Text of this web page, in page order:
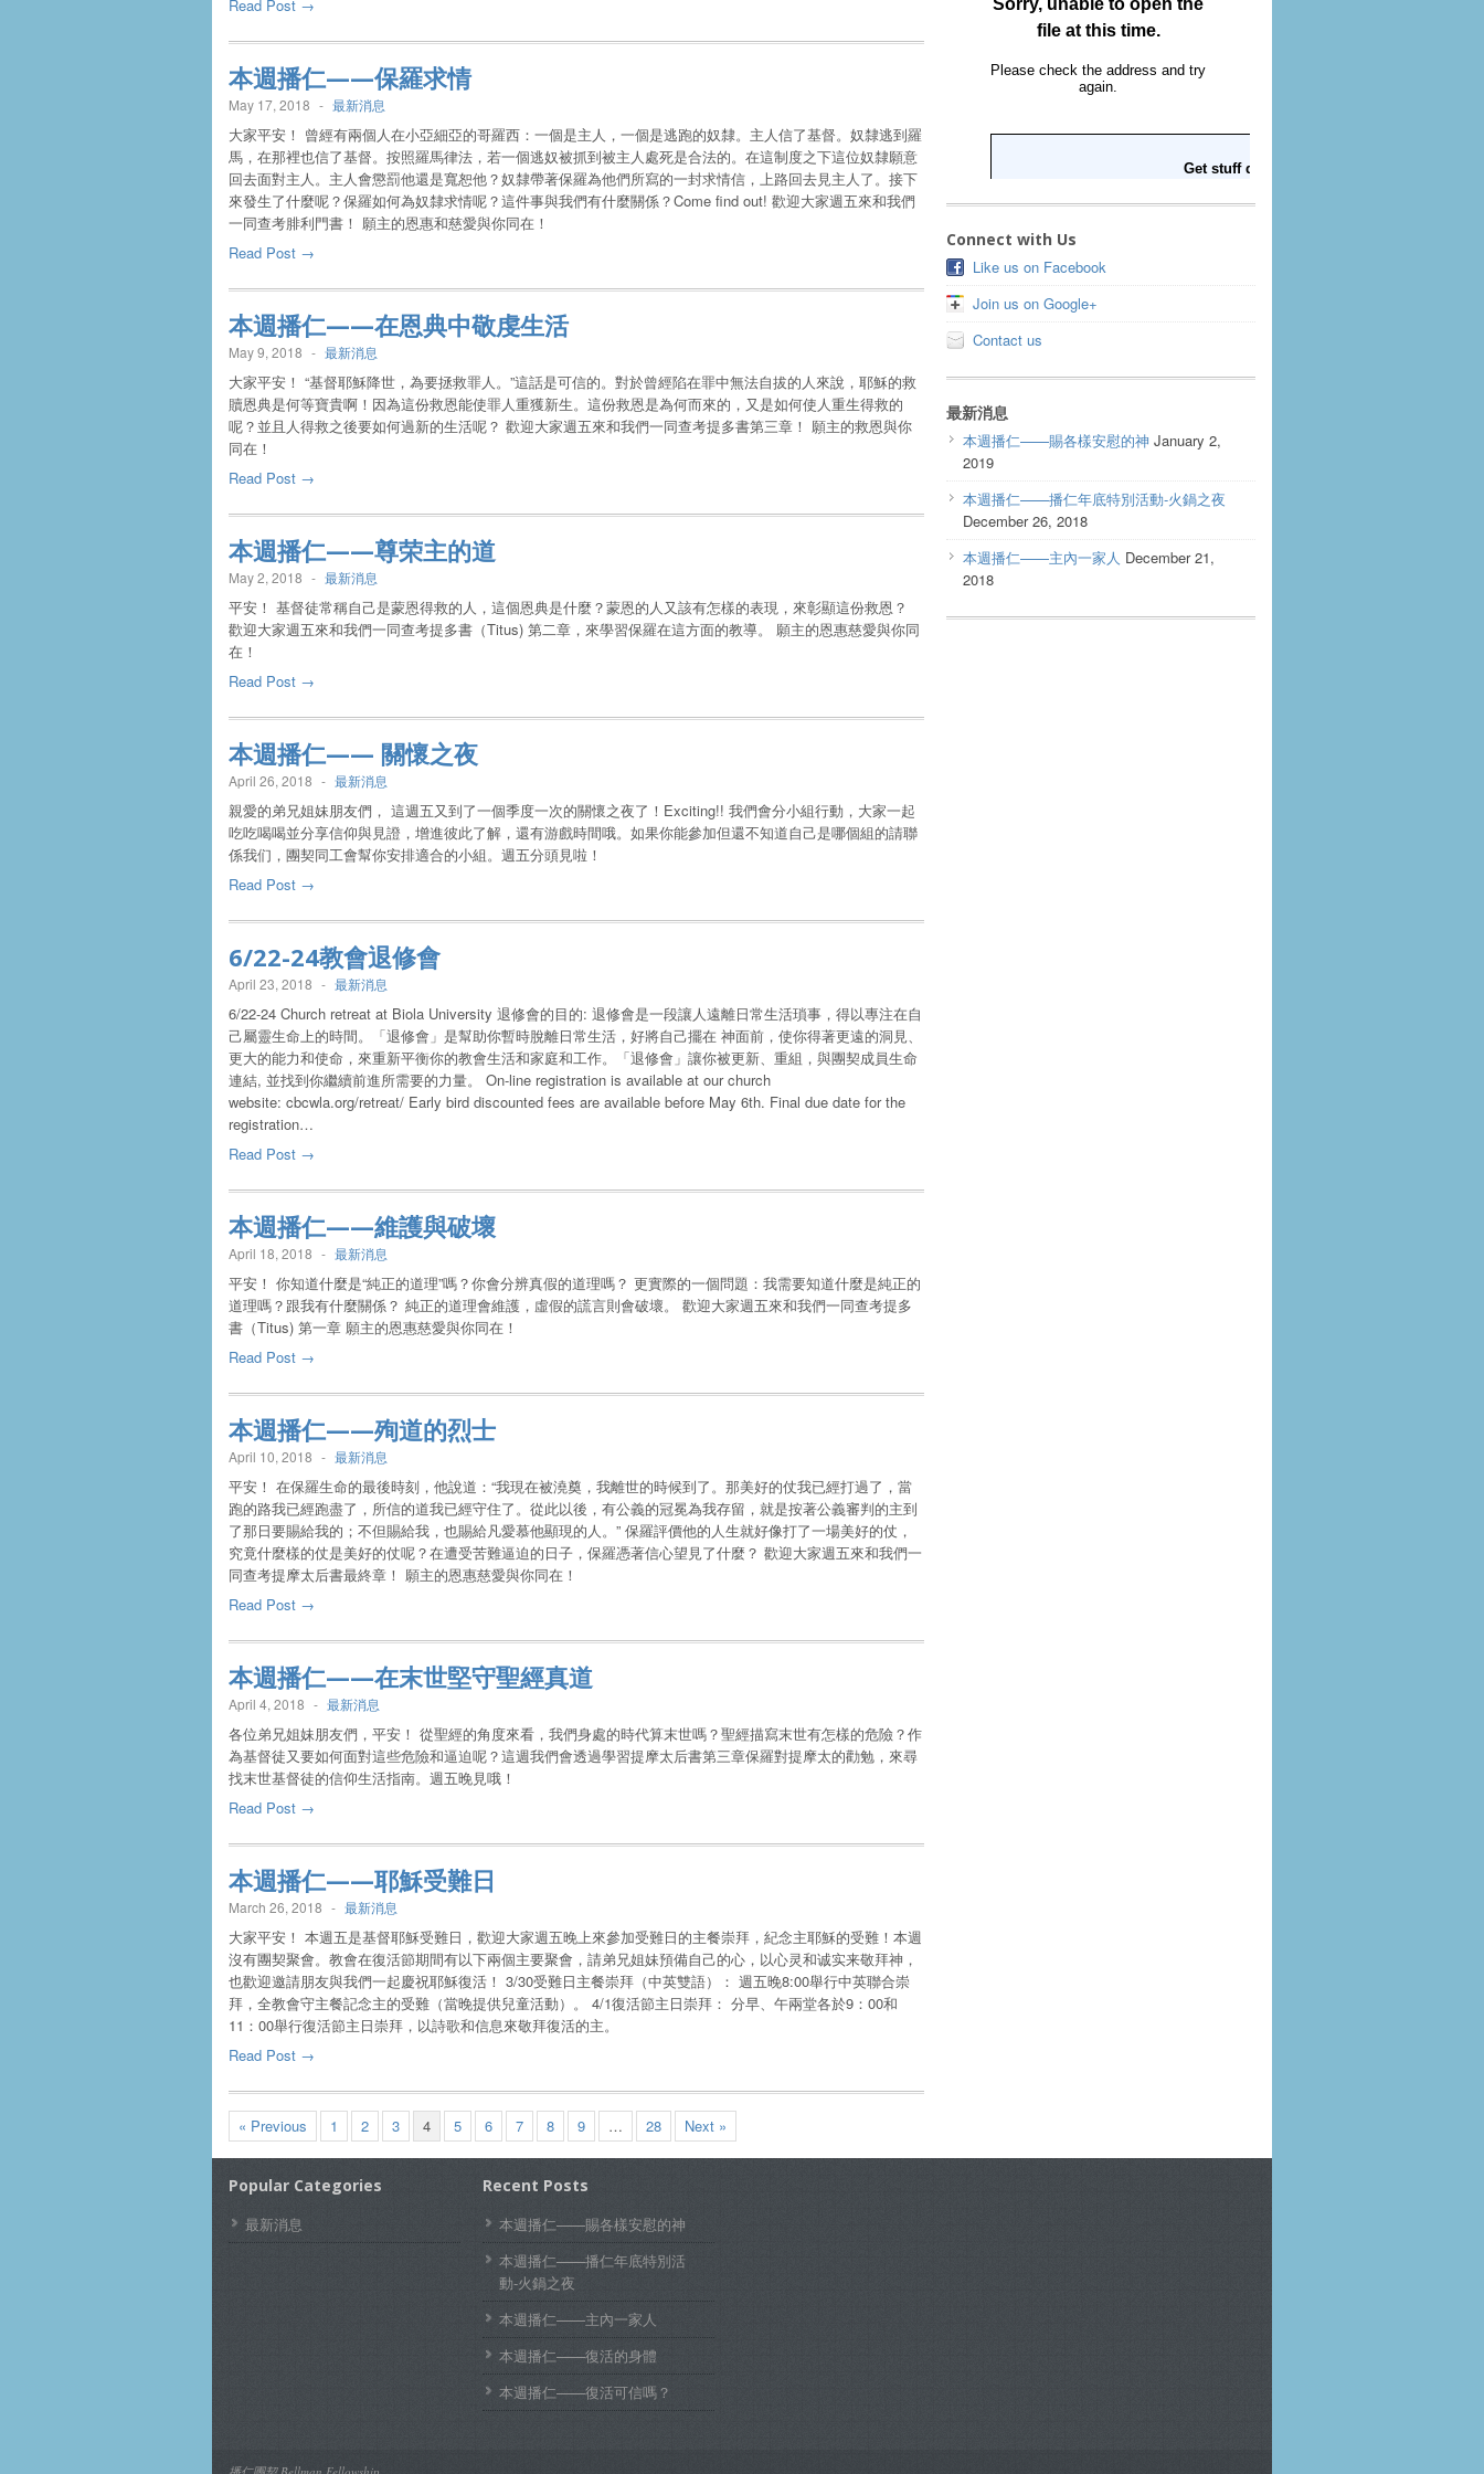
Read Post →
本週播仁——保羅求情
May 17, 2018 - 最新消息
大家平安！ 曾經有兩個人在小亞細亞的哥羅西：一個是主人，一個是逃跑的奴隸。主人信了基督。奴隸逃到羅
馬，在那裡也信了基督。按照羅馬律法，若一個逃奴被抓到被主人處死是合法的。在這制度之下這位奴隸願意
回去面對主人。主人會懲罰他還是寬恕他？奴隸帶著保羅為他們所寫的一封求情信，上路回去見主人了。接下
來發生了什麼呢？保羅如何為奴隸求情呢？這件事與我們有什麼關係？Come find out! 歡迎大家週五來和我們
一同查考腓利門書！ 願主的恩惠和慈愛與你同在！
Read Post →
本週播仁——在恩典中敬虔生活
May 9, 2018 - 最新消息
大家平安！ “基督耶穌降世，為要拯救罪人。”這話是可信的。對於曾經陷在罪中無法自拔的人來說，耶穌的救
贖恩典是何等寶貴啊！因為這份救恩能使罪人重獲新生。這份救恩是為何而來的，又是如何使人重生得救的
呢？並且人得救之後要如何過新的生活呢？ 歡迎大家週五來和我們一同查考提多書第三章！ 願主的救恩與你
同在！
Read Post →
本週播仁——尊荣主的道
May 2, 2018 - 最新消息
平安！ 基督徒常稱自己是蒙恩得救的人，這個恩典是什麼？蒙恩的人又該有怎樣的表現，來彰顯這份救恩？
歡迎大家週五來和我們一同查考提多書（Titus) 第二章，來學習保羅在這方面的教導。 願主的恩惠慈愛與你同
在！
Read Post →
本週播仁—— 關懷之夜
April 26, 2018 - 最新消息
親愛的弟兄姐妹朋友們， 這週五又到了一個季度一次的關懷之夜了！Exciting!! 我們會分小組行動，大家一起
吃吃喝喝並分享信仰與見證，增進彼此了解，還有游戲時間哦。如果你能參加但還不知道自己是哪個組的請聯
係我们，團契同工會幫你安排適合的小組。週五分頭見啦！
Read Post →
6/22-24教會退修會
April 23, 2018 - 最新消息
6/22-24 Church retreat at Biola University 退修會的目的: 退修會是一段讓人遠離日常生活瑣事，得以專注在自
己屬靈生命上的時間。「退修會」是幫助你暫時脫離日常生活，好將自己擺在 神面前，使你得著更遠的洞見、
更大的能力和使命，來重新平衡你的教會生活和家庭和工作。「退修會」讓你被更新、重組，與團契成員生命
連結, 並找到你繼續前進所需要的力量。 On-line registration is available at our church
website: cbcwla.org/retreat/ Early bird discounted fees are available before May 6th. Final due date for the
registration…
Read Post →
本週播仁——維護與破壞
April 18, 2018 - 最新消息
平安！ 你知道什麼是“純正的道理”嗎？你會分辨真假的道理嗎？ 更實際的一個問題：我需要知道什麼是純正的
道理嗎？跟我有什麼關係？ 純正的道理會維護，虛假的謊言則會破壞。 歡迎大家週五來和我們一同查考提多
書（Titus) 第一章 願主的恩惠慈愛與你同在！
Read Post →
本週播仁——殉道的烈士
April 10, 2018 - 最新消息
平安！ 在保羅生命的最後時刻，他說道：“我現在被澆奠，我離世的時候到了。那美好的仗我已經打過了，當
跑的路我已經跑盡了，所信的道我已經守住了。從此以後，有公義的冠冕為我存留，就是按著公義審判的主到
了那日要賜給我的；不但賜給我，也賜給凡愛慕他顯現的人。” 保羅評價他的人生就好像打了一場美好的仗，
究竟什麼樣的仗是美好的仗呢？在遭受苦難逼迫的日子，保羅憑著信心望見了什麼？ 歡迎大家週五來和我們一
同查考提摩太后書最終章！ 願主的恩惠慈愛與你同在！
Read Post →
本週播仁——在末世堅守聖經真道
April 4, 2018 - 最新消息
各位弟兄姐妹朋友們，平安！ 從聖經的角度來看，我們身處的時代算末世嗎？聖經描寫末世有怎樣的危險？作
為基督徒又要如何面對這些危險和逼迫呢？這週我們會透過學習提摩太后書第三章保羅對提摩太的勸勉，來尋
找末世基督徒的信仰生活指南。週五晚見哦！
Read Post →
本週播仁——耶穌受難日
March 26, 2018 - 最新消息
大家平安！ 本週五是基督耶穌受難日，歡迎大家週五晚上來參加受難日的主餐崇拜，紀念主耶穌的受難！本週
沒有團契聚會。教會在復活節期間有以下兩個主要聚會，請弟兄姐妹預備自己的心，以心灵和诚实来敬拜神，
也歡迎邀請朋友與我們一起慶祝耶穌復活！ 3/30受難日主餐崇拜（中英雙語）： 週五晚8:00舉行中英聯合崇
拜，全教會守主餐記念主的受難（當晚提供兒童活動）。 4/1復活節主日崇拜： 分早、午兩堂各於9：00和
11：00舉行復活節主日崇拜，以詩歌和信息來敬拜復活的主。
Read Post →
« Previous 1 2 3 4 5 6 7 8 9 … 28 Next »
Connect with Us
Like us on Facebook
Join us on Google+
Contact us
最新消息
本週播仁——賜各樣安慰的神 January 2,
2019
本週播仁——播仁年底特別活動-火鍋之夜
December 26, 2018
本週播仁——主內一家人 December 21,
2018
Popular Categories
最新消息
Recent Posts
本週播仁——賜各樣安慰的神
本週播仁——播仁年底特別活
動-火鍋之夜
本週播仁——主內一家人
本週播仁——復活的身體
本週播仁——復活可信嗎？